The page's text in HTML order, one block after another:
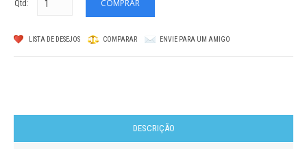
Qtd:
LISTA DE DESEJOS COMPARAR ENVIE PARA UM AMIGO
DESCRIÇÃO